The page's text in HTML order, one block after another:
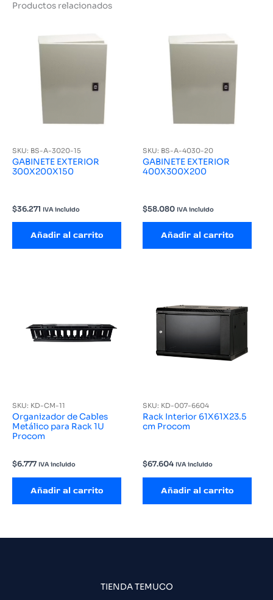
Productos relacionados
SKU: BS-A-3020-15
GABINETE EXTERIOR
300X200X150
$36.271 IVA incluido
Añadir al carrito
SKU: BS-A-4030-20
GABINETE EXTERIOR
400X300X200
$58.080 IVA incluido
Añadir al carrito
SKU: KD-CM-11
Organizador de Cables
Metálico para Rack 1U
Procom
$6.777 IVA incluido
Añadir al carrito
SKU: KD-007-6604
Rack Interior 61X61X23.5
cm Procom
$67.604 IVA incluido
Añadir al carrito
TIENDA TEMUCO